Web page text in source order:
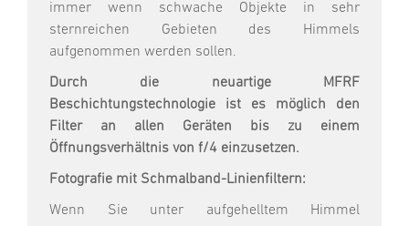
immer wenn schwache Objekte in sehr
sternreichen Gebieten des Himmels
aufgenommen werden sollen.
Durch die neuartige MFRF
Beschichtungstechnologie ist es möglich den
Filter an allen Geräten bis zu einem
Öffnungsverhältnis von f/4 einzusetzen.
Fotografie mit Schmalband-Linienfiltern:
Wenn Sie unter aufgehelltem Himmel